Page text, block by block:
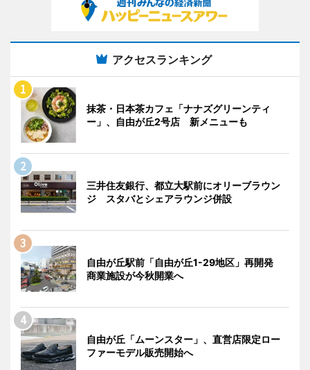
アクセスランキング
抹茶・日本茶カフェ「ナナズグリーンティ
ー」、自由が丘2号店 新メニューも
三井住友銀行、都立大駅前にオリーブラウン
ジ スタバとシェアラウンジ併設
自由が丘駅前「自由が丘1-29地区」再開発
商業施設が今秋開業へ
自由が丘「ムーンスター」、直営店限定ロー
ファーモデル販売開始へ